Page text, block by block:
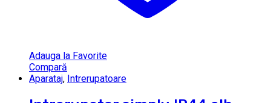
Adauga la Favorite
Compară
Aparataj, Intrerupatoare